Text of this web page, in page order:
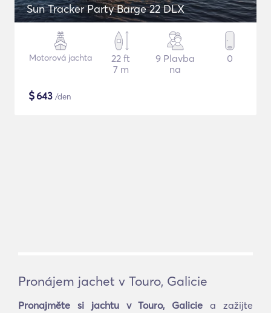
Sun Tracker Party Barge 22 DLX
Motorová jachta
22 ft
7 m
9 Plavba
na
0
$643 /den
Pronájem jachet v Touro, Galicie
Pronajměte si jachtu v Touro, Galicie a zažijte